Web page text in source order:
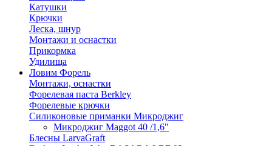
Катушки
Крючки
Леска, шнур
Монтажи и оснастки
Прикормка
Удилища
Ловим Форель
Монтажи, оснастки
Форелевая паста Berkley
Форелевые крючки
Силиконовые приманки Микроджиг
Микроджиг Maggot 40 /1,6"
Блесны LarvaGraft